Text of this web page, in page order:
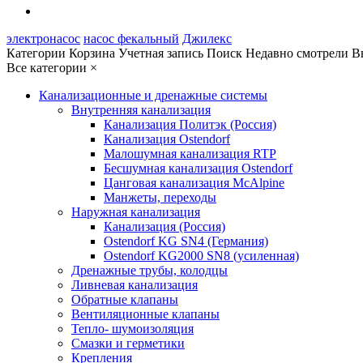
электронасос насос фекальный Джилекс
Категории Корзина Учетная запись Поиск Недавно смотрели
Все категории ×
Канализационные и дренажные системы
Внутренняя канализация
Канализация Политэк (Россия)
Канализация Ostendorf
Малошумная канализация RTP
Бесшумная канализация Ostendorf
Цанговая канализация McAlpine
Манжеты, переходы
Наружная канализация
Канализация (Россия)
Ostendorf KG SN4 (Германия)
Ostendorf KG2000 SN8 (усиленная)
Дренажные трубы, колодцы
Ливневая канализация
Обратные клапаны
Вентиляционные клапаны
Тепло- шумоизоляция
Смазки и герметики
Крепления